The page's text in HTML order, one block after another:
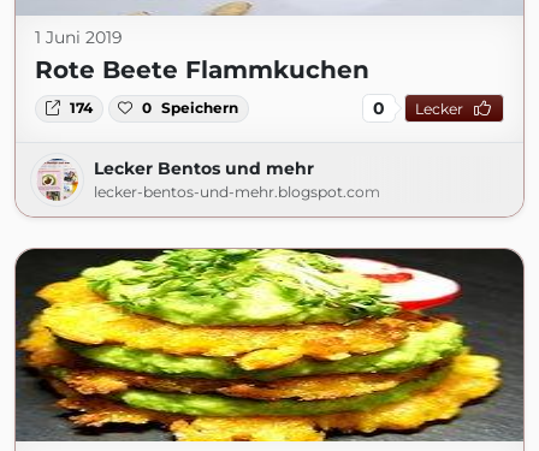
1 Juni 2019
Rote Beete Flammkuchen
174 0 Speichern 0 Lecker
Lecker Bentos und mehr
lecker-bentos-und-mehr.blogspot.com